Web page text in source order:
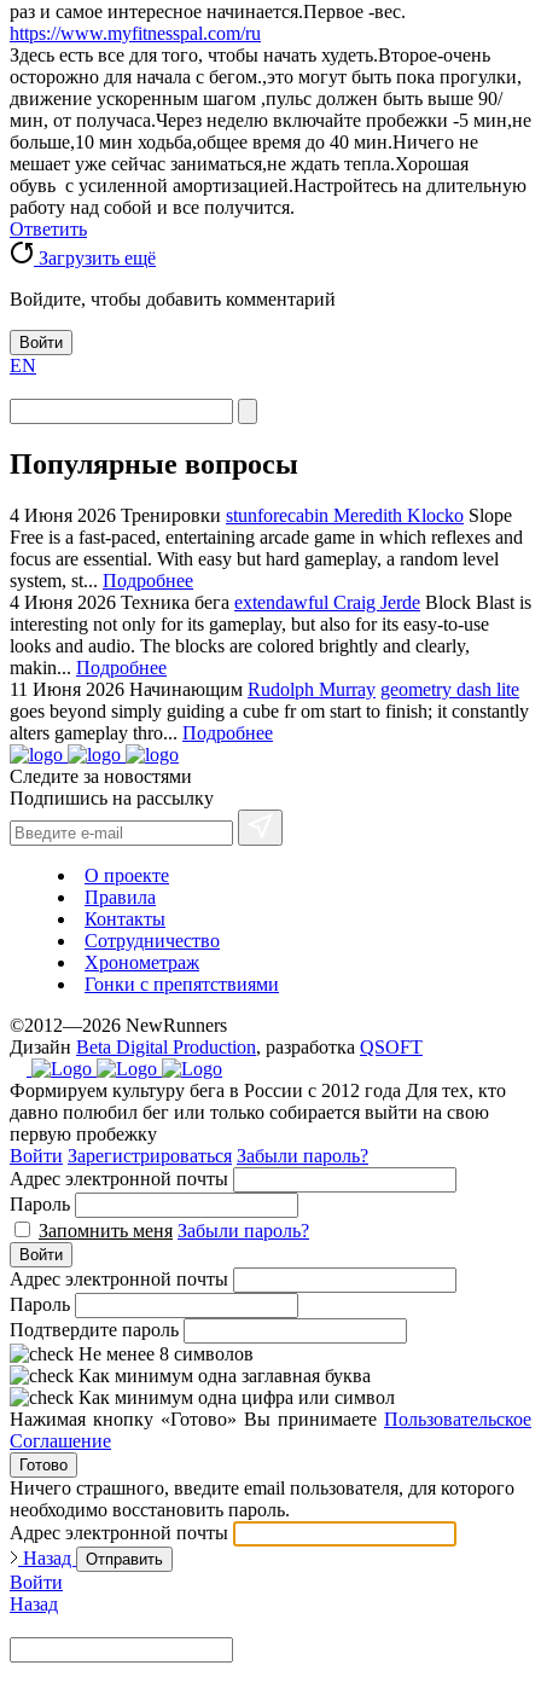
раз и самое интересное начинается.Первое -вес.
https://www.myfitnesspal.com/ru
Здесь есть все для того, чтобы начать худеть.Второе-очень
осторожно для начала с бегом.,это могут быть пока прогулки,
движение ускоренным шагом ,пульс должен быть выше 90/
мин, от получаса.Через неделю включайте пробежки -5 мин,не
больше,10 мин ходьба,общее время до 40 мин.Ничего не
мешает уже сейчас заниматься,не ждать тепла.Хорошая
обувь с усиленной амортизацией.Настройтесь на длительную
работу над собой и все получится.
Ответить
Загрузить ещё
Войдите, чтобы добавить комментарий
Войти
EN
Популярные вопросы
4 Июня 2026 Тренировки stunforecabin Meredith Klocko Slope
Free is a fast-paced, entertaining arcade game in which reflexes and
focus are essential. With easy but hard gameplay, a random level
system, st... Подробнее
4 Июня 2026 Техника бега extendawful Craig Jerde Block Blast is
interesting not only for its gameplay, but also for its easy-to-use
looks and audio. The blocks are colored brightly and clearly,
makin... Подробнее
11 Июня 2026 Начинающим Rudolph Murray geometry dash lite
goes beyond simply guiding a cube fr om start to finish; it constantly
alters gameplay thro... Подробнее
Следите за новостями
Подпишись на рассылку
О проекте
Правила
Контакты
Сотрудничество
Хронометраж
Гонки с препятствиями
©2012—2026 NewRunners
Дизайн Beta Digital Production, разработка QSOFT
Формируем культуру бега в России с 2012 года Для тех, кто
давно полюбил бег или только собирается выйти на свою
первую пробежку
Войти Зарегистрироваться Забыли пароль?
Адрес электронной почты
Пароль
Запомнить меня Забыли пароль?
Войти
Адрес электронной почты
Пароль
Подтвердите пароль
Не менее 8 символов
Как минимум одна заглавная буква
Как минимум одна цифра или символ
Нажимая кнопку «Готово» Вы принимаете Пользовательское
Соглашение
Готово
Ничего страшного, введите email пользователя, для которого
необходимо восстановить пароль.
Адрес электронной почты
Назад
Отправить
Войти
Назад